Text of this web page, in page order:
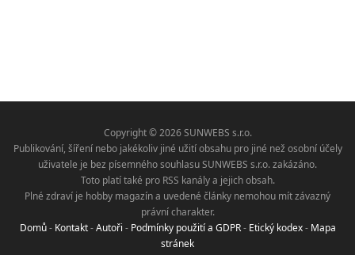
Copyright © 2026 SUNWEBS s.r.o.
Publikování, šíření nebo jakékoliv jiné užití obsahu pro jiné než osobní účely
uživatele je bez písemného souhlasu SUNWEBS s.r.o. zakázáno.
Toto platí také pro RSS kanály a jejich obsah.
Plné zdraví je hobby magazín a uvedené články nemohou mít závazný
právní charakter.
Domů- Kontakt-Autoři - Podmínky použití a GDPR- Etický kodex- Mapa
stránek